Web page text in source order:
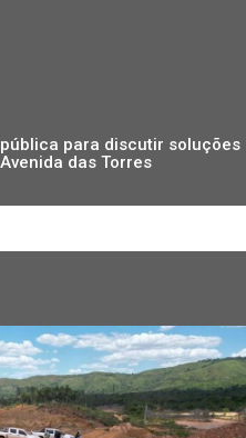
para discutir soluções
das Torres